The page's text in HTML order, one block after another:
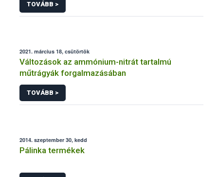
TOVÁBB >
2021. március 18, csütörtök
Változások az ammónium-nitrát tartalmú
műtrágyák forgalmazásában
TOVÁBB >
2014. szeptember 30, kedd
Pálinka termékek